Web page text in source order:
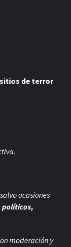
sitios de terror
ocasiones
políticos,
moderación y